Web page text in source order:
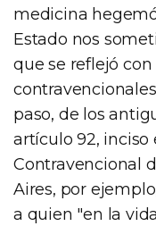
medicina
Estado nos
que se reflejó
paso, de los
artículo 92, inciso
Contravencional
Aires, por
a quien "en la